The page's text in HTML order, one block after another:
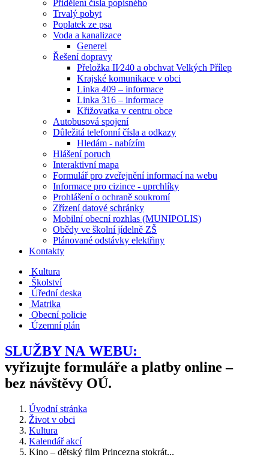
Přidělení čísla popisného
Trvalý pobyt
Poplatek ze psa
Voda a kanalizace
Generel
Řešení dopravy
Přeložka II⁄240 a obchvat Velkých Přílep
Krajské komunikace v obci
Linka 409 – informace
Linka 316 – informace
Křižovatka v centru obce
Autobusová spojení
Důležitá telefonní čísla a odkazy
Hledám - nabízím
Hlášení poruch
Interaktivní mapa
Formulář pro zveřejnění informací na webu
Informace pro cizince - uprchlíky
Prohlášení o ochraně soukromí
Zřízení datové schránky
Mobilní obecní rozhlas (MUNIPOLIS)
Obědy ve školní jídelně ZŠ
Plánované odstávky elektřiny
Kontakty
Kultura
Školství
Úřední deska
Matrika
Obecní policie
Územní plán
SLUŽBY NA WEBU:
vyřizujte formuláře a platby online –
bez návštěvy OÚ.
Úvodní stránka
Život v obci
Kultura
Kalendář akcí
Kino – dětský film Princezna stokrát...